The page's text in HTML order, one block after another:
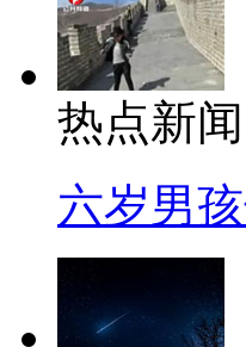
热点新闻
六岁男